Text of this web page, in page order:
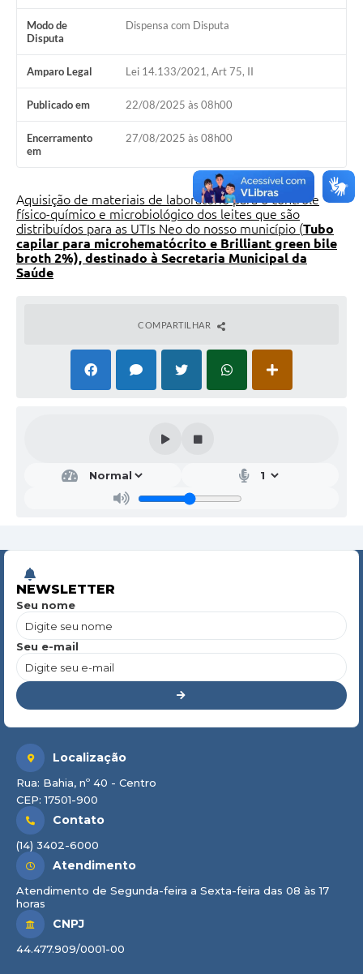
Modo de
Disputa
Dispensa com Disputa
Amparo Legal Lei 14.133/2021, Art 75, II
Publicado em 22/08/2025 às 08h00
Encerramento
em
27/08/2025 às 08h00
Aquisição de materiais de laboratório para o controle
físico-químico e microbiológico dos leites que são
distribuídos para as UTIs Neo do nosso município (Tubo
capilar para microhematócrito e Brilliant green bile
broth 2%), destinado à Secretaria Municipal da
Saúde
COMPARTILHAR
NEWSLETTER
Seu nome
Seu e-mail
Localização
Rua: Bahia, nº 40 - Centro
CEP: 17501-900
Contato
(14) 3402-6000
Atendimento
Atendimento de Segunda-feira a Sexta-feira das 08 às 17
horas
CNPJ
44.477.909/0001-00